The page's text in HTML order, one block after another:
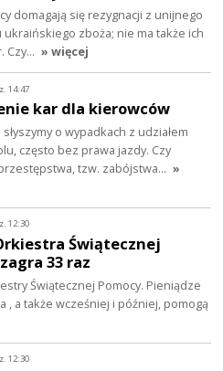
domagają się rezygnacji z unijnego
zboża; nie ma także ich
Czy… » więcej
14:47
kar dla kierowców
o wypadkach z udziałem
często bez prawa jazdy. Czy
tzw. zabójstwa… »
12:30
Świątecznej
33 raz
Świątecznej Pomocy. Pieniądze
, a także wcześniej i później, pomogą
12:30